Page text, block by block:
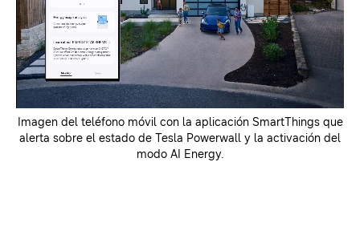
Imagen del teléfono móvil con la aplicación SmartThings que
alerta sobre el estado de Tesla Powerwall y la activación del
modo AI Energy.